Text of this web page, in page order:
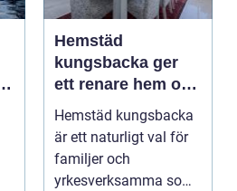
Hemstäd
kungsbacka ger
ett renare hem och
en lugnare vardag
Hemstäd kungsbacka
är ett naturligt val för
familjer och
yrkesverksamma som